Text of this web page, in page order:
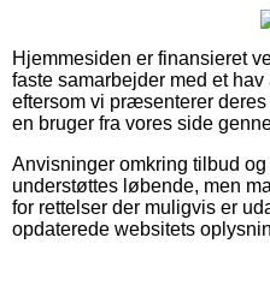
Hjemmesiden er finansieret
faste samarbejder med et
eftersom vi præsenterer
en bruger fra vores side
Anvisninger omkring tilbud
understøttes løbende, men
for rettelser der muligvis er
opdaterede websitets